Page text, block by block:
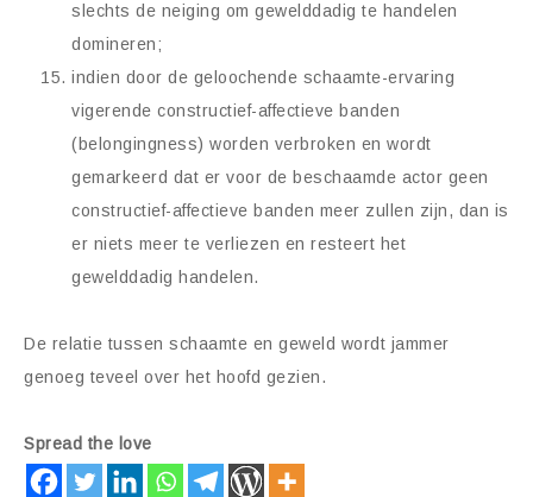
slechts de neiging om gewelddadig te handelen
domineren;
indien door de geloochende schaamte-ervaring
vigerende constructief-affectieve banden
(belongingness) worden verbroken en wordt
gemarkeerd dat er voor de beschaamde actor geen
constructief-affectieve banden meer zullen zijn, dan is
er niets meer te verliezen en resteert het
gewelddadig handelen.
De relatie tussen schaamte en geweld wordt jammer
genoeg teveel over het hoofd gezien.
Spread the love